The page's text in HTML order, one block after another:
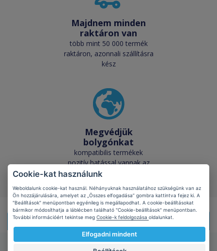
Majdnem minden
raktáron van
több mint 50 000 termék
raktáron, azonnali szállításra
kész
Megvédjük
bolygónkat
kompatibilis termékek
pozitív hatással vannak az
ökológiára
Doprava zdarma! Při nákupu
Kapcsolatba lépni
Cookie-kat használunk
Weboldalunk cookie-kat használ. Néhányuknak használatához szükségünk van az
Ön hozzájárulására, amelyet az „Összes elfogadása” gombra kattintva fejez ki. A
"Beállítások" menüpontban egyénileg is megállapodhat. A cookie-beállításokat
bármikor módosíthatja a láblécben található "Cookie-beállítások" menüpontban.
További információért tekintse meg Cookie-k feldolgozása oldalunkat.
Elfogadni mindent